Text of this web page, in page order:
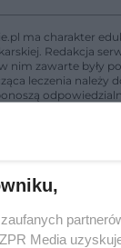
ma charakter
Redakcja
nim zawarte były
leczenia należy
leczniczej
w rozumieniu art. 3
w serwisie nie
lub
Media